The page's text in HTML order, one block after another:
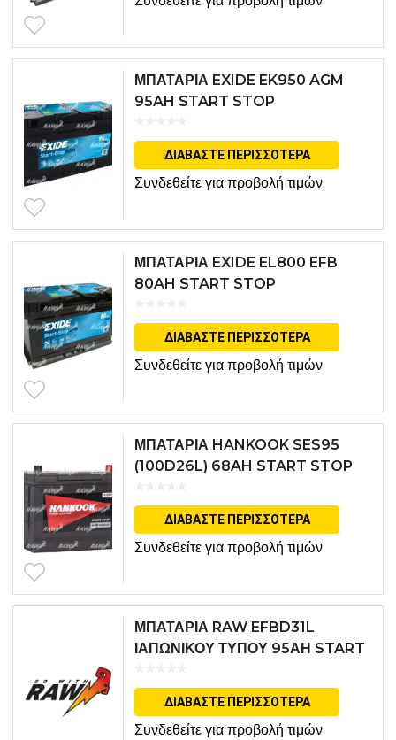
ΜΠΑΤΑΡΙΑ EXIDE EK950 AGM
95AH START STOP
ΔΙΑΒΆΣΤΕ ΠΕΡΙΣΣΌΤΕΡΑ
Συνδεθείτε για προβολή τιμών
ΜΠΑΤΑΡΙΑ EXIDE EL800 EFB
80AH START STOP
ΔΙΑΒΆΣΤΕ ΠΕΡΙΣΣΌΤΕΡΑ
Συνδεθείτε για προβολή τιμών
ΜΠΑΤΑΡΙΑ HANKOOK SES95
(100D26L) 68AH START STOP
ΔΙΑΒΆΣΤΕ ΠΕΡΙΣΣΌΤΕΡΑ
Συνδεθείτε για προβολή τιμών
ΜΠΑΤΑΡΙΑ RAW EFBD31L
ΙΑΠΩΝΙΚΟΥ ΤΥΠΟΥ 95ΑΗ START
ΔΙΑΒΆΣΤΕ ΠΕΡΙΣΣΌΤΕΡΑ
Συνδεθείτε για προβολή τιμών